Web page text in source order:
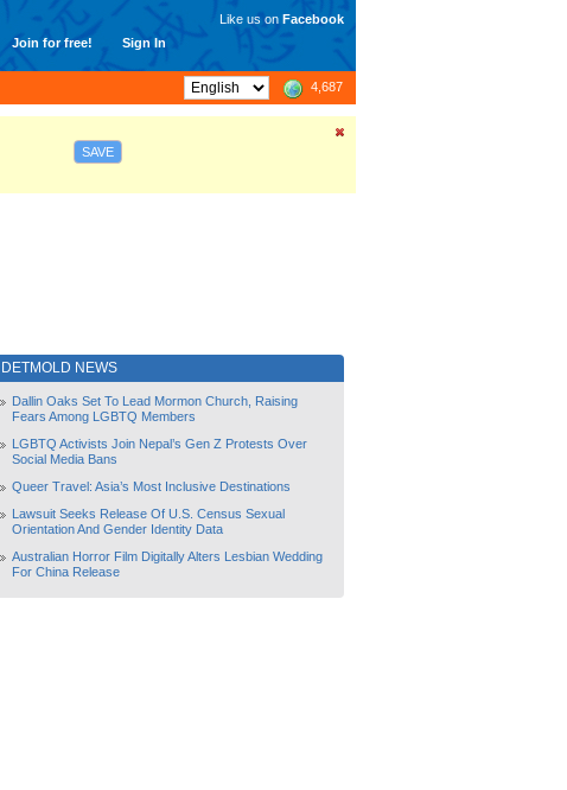
Join for free! Sign In
Like us on Facebook
4,687
SAVE
DETMOLD NEWS
Dallin Oaks Set To Lead Mormon Church, Raising
Fears Among LGBTQ Members
LGBTQ Activists Join Nepal’s Gen Z Protests Over
Social Media Bans
Queer Travel: Asia’s Most Inclusive Destinations
Lawsuit Seeks Release Of U.S. Census Sexual
Orientation And Gender Identity Data
Australian Horror Film Digitally Alters Lesbian Wedding
For China Release